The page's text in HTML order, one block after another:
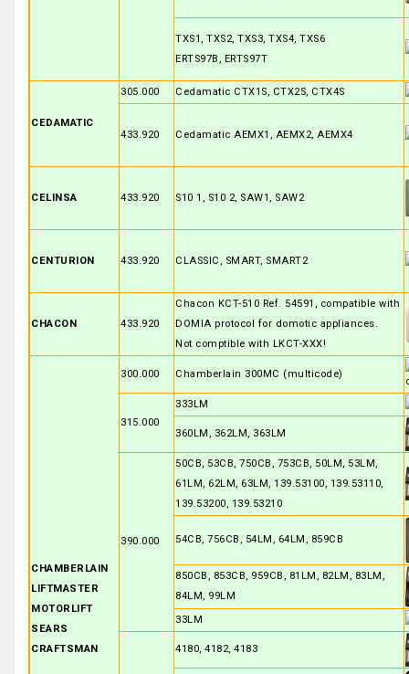
TXS1, TXS2, TXS3, TXS4, TXS6
ERTS97B, ERTS97T
CEDAMATIC
305.000 Cedamatic CTX1S, CTX2S, CTX4S
433.920 Cedamatic AEMX1, AEMX2, AEMX4
CELINSA 433.920 S10 1, S10 2, SAW1, SAW2
CENTURION 433.920 CLASSIC, SMART, SMART2
CHACON 433.920
Chacon KCT-510 Ref. 54591, compatible with
DOMIA protocol for domotic appliances.
Not comptible with LKCT-XXX!
CHAMBERLAIN
LIFTMASTER
MOTORLIFT
SEARS
CRAFTSMAN
300.000 Chamberlain 300MC (multicode)
315.000
333LM
360LM, 362LM, 363LM
390.000
50CB, 53CB, 750CB, 753CB, 50LM, 53LM,
61LM, 62LM, 63LM, 139.53100, 139.53110,
139.53200, 139.53210
54CB, 756CB, 54LM, 64LM, 859CB
850CB, 853CB, 959CB, 81LM, 82LM, 83LM,
84LM, 99LM
33LM
4180, 4182, 4183